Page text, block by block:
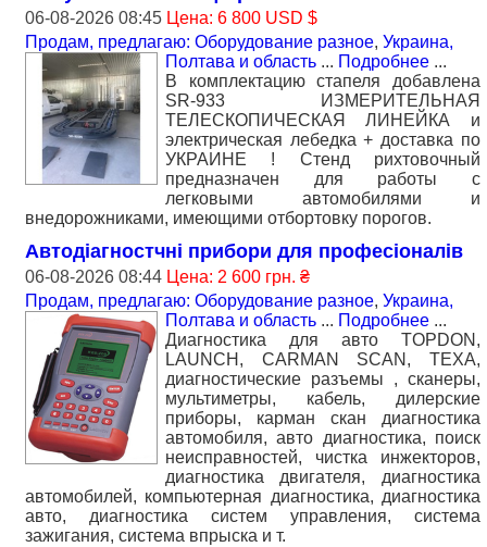
06-08-2026 08:45 Цена: 6 800 USD $
Продам, предлагаю: Оборудование разное, Украина,
Полтава и область ... Подробнее ...
В комплектацию стапеля добавлена
SR-933 ИЗМЕРИТЕЛЬНАЯ
ТЕЛЕСКОПИЧЕСКАЯ ЛИНЕЙКА и
электрическая лебедка + доставка по
УКРАИНЕ ! Стенд рихтовочный
предназначен для работы с
легковыми автомобилями и
внедорожниками, имеющими отбортовку порогов.
Автодіагностчні прибори для професіоналів
06-08-2026 08:44 Цена: 2 600 грн. ₴
Продам, предлагаю: Оборудование разное, Украина,
Полтава и область ... Подробнее ...
Диагностика для авто TOPDON,
LAUNCH, CARMAN SCAN, TEXA,
диагностические разъемы , сканеры,
мультиметры, кабель, дилерские
приборы, карман скан диагностика
автомобиля, авто диагностика, поиск
неисправностей, чистка инжекторов,
диагностика двигателя, диагностика
автомобилей, компьютерная диагностика, диагностика
авто, диагностика систем управления, система
зажигания, система впрыска и т.